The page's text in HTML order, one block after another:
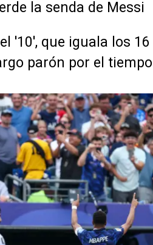
la senda de Messi
'10', que iguala los
parón por el tiempo